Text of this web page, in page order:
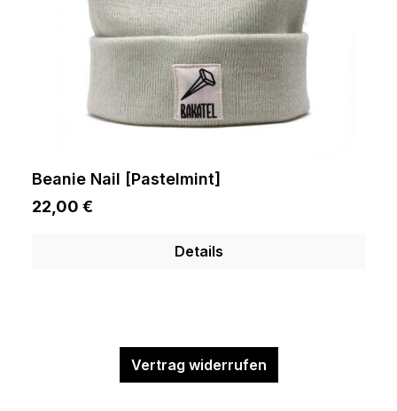
Beanie Nail [Pastelmint]
22,00 €
Details
Vertrag widerrufen